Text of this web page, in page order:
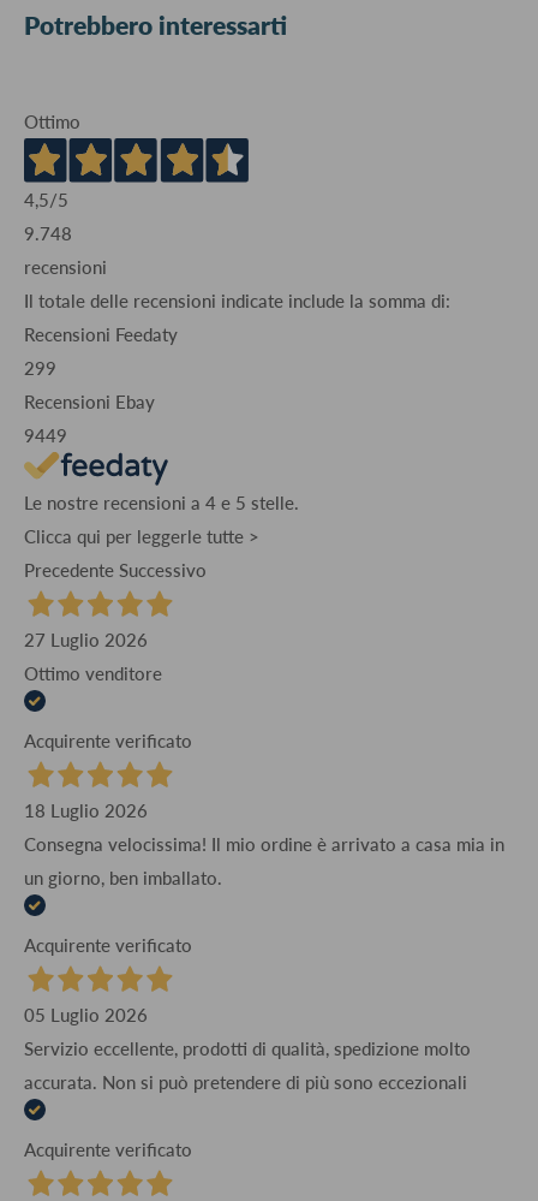
Potrebbero interessarti
Ottimo
4,5/5
9.748
recensioni
Il totale delle recensioni indicate include la somma di:
Recensioni Feedaty
299
Recensioni Ebay
9449
Le nostre recensioni a 4 e 5 stelle.
Clicca qui per leggerle tutte >
Precedente Successivo
27 Luglio 2026
Ottimo venditore
Acquirente verificato
18 Luglio 2026
Consegna velocissima! Il mio ordine è arrivato a casa mia in
un giorno, ben imballato.
Acquirente verificato
05 Luglio 2026
Servizio eccellente, prodotti di qualità, spedizione molto
accurata. Non si può pretendere di più sono eccezionali
Acquirente verificato